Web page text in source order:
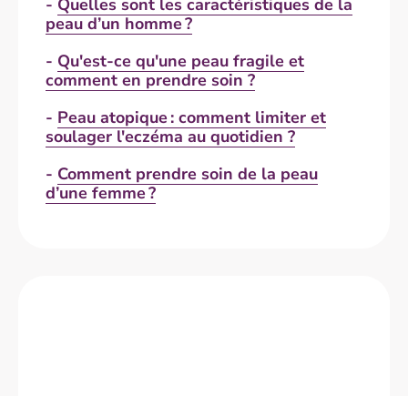
peau d’un homme ?
- Qu'est-ce qu'une peau fragile et
comment en prendre soin ?
- Peau atopique : comment limiter et
soulager l'eczéma au quotidien ?
- Comment prendre soin de la peau
d’une femme ?